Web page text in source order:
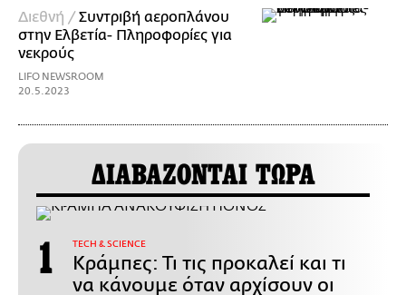
Διεθνή /Συντριβή αεροπλάνου
στην Ελβετία- Πληροφορίες για
νεκρούς
LIFO NEWSROOM
20.5.2023
ΔΙΑΒΑΖΟΝΤΑΙ ΤΩΡΑ
ΤECH & SCIENCE
Κράμπες: Τι τις προκαλεί και τι
να κάνουμε όταν αρχίσουν οι